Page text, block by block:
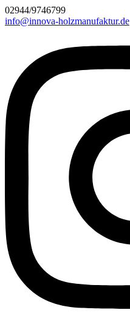
02944/9746799
info@innova-holzmanufaktur.de